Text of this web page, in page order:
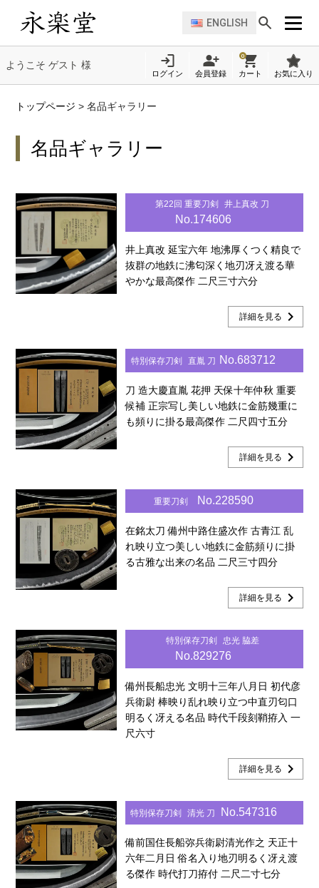
ENGLISH
ようこそ ゲスト 様
ログイン 会員登録
0
カート お気に入り
トップページ >名品ギャラリー
名品ギャラリー
第22回 重要刀剣 井上真改 刀
No.174606
井上真改 延宝六年 地沸厚くつく精良で
抜群の地鉄に沸匂深く地刃冴え渡る華
やかな最高傑作 二尺三寸六分
詳細を見る chevron_right
特別保存刀剣 直胤 刀 No.683712
刀 造大慶直胤 花押 天保十年仲秋 重要
候補 正宗写し美しい地鉄に金筋幾重に
も頻りに掛る最高傑作 二尺四寸五分
詳細を見る chevron_right
重要刀剣 No.228590
在銘太刀 備州中路住盛次作 古青江 乱
れ映り立つ美しい地鉄に金筋頻りに掛
る古雅な出来の名品 二尺三寸四分
詳細を見る chevron_right
特別保存刀剣 忠光 脇差
No.829276
備州長船忠光 文明十三年八月日 初代彦
兵衛尉 棒映り乱れ映り立つ中直刃匂口
明るく冴える名品 時代千段刻鞘拵入 一
尺六寸
詳細を見る chevron_right
特別保存刀剣 清光 刀 No.547316
備前国住長船弥兵衛尉清光作之 天正十
六年二月日 俗名入り地刃明るく冴え渡
る傑作 時代打刀拵付 二尺二寸七分